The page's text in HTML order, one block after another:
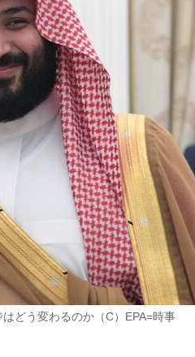
どう変わるのか（C）EPA=時事